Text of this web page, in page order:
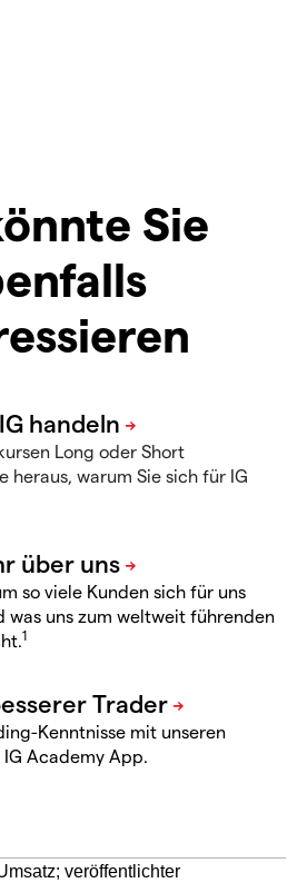
Sie
Long oder Short
heraus, warum Sie sich für IG
so viele Kunden sich für uns
was uns zum weltweit führenden
1
Kenntnisse mit unseren
Academy App.
veröffentlichter